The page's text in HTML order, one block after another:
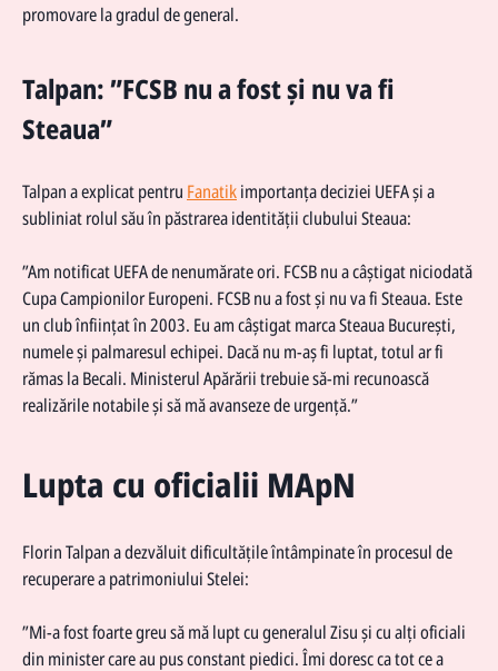
promovare la gradul de general.
Talpan: ”FCSB nu a fost și nu va fi
Steaua”
Talpan a explicat pentru Fanatikimportanța deciziei UEFA și a
subliniat rolul său în păstrarea identității clubului Steaua:
”Am notificat UEFA de nenumărate ori. FCSB nu a câștigat niciodată
Cupa Campionilor Europeni. FCSB nu a fost și nu va fi Steaua. Este
un club înființat în 2003. Eu am câștigat marca Steaua București,
numele și palmaresul echipei. Dacă nu m-aș fi luptat, totul ar fi
rămas la Becali. Ministerul Apărării trebuie să-mi recunoască
realizările notabile și să mă avanseze de urgență.”
Lupta cu oficialii MApN
Florin Talpan a dezvăluit dificultățile întâmpinate în procesul de
recuperare a patrimoniului Stelei:
”Mi-a fost foarte greu să mă lupt cu generalul Zisu și cu alți oficiali
din minister care au pus constant piedici. Îmi doresc ca tot ce a